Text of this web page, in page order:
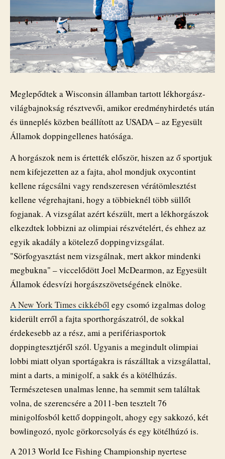
Meglepődtek a Wisconsin államban tartott lékhorgász-
világbajnokság résztvevői, amikor eredményhirdetés után
és ünneplés közben beállított az USADA – az Egyesült
Államok doppingellenes hatósága.
A horgászok nem is értették először, hiszen az ő sportjuk
nem kifejezetten az a fajta, ahol mondjuk oxycontint
kellene rágcsálni vagy rendszeresen vérátömlesztést
kellene végrehajtani, hogy a többieknél több süllőt
fogjanak. A vizsgálat azért készült, mert a lékhorgászok
elkezdtek lobbizni az olimpiai részvételért, és ehhez az
egyik akadály a kötelező doppingvizsgálat.
"Sörfogyasztást nem vizsgálnak, mert akkor mindenki
megbukna" – viccelődött Joel McDearmon, az Egyesült
Államok édesvízi horgászszövetségének elnöke.
A New York Times cikkéből egy csomó izgalmas dolog
kiderült erről a fajta sporthorgászatról, de sokkal
érdekesebb az a rész, ami a perifériasportok
doppingtesztjéről szól. Ugyanis a megindult olimpiai
lobbi miatt olyan sportágakra is rászálltak a vizsgálattal,
mint a darts, a minigolf, a sakk és a kötélhúzás.
Természetesen unalmas lenne, ha semmit sem találtak
volna, de szerencsére a 2011-ben tesztelt 76
minigolfosból kettő doppingolt, ahogy egy sakkozó, két
bowlingozó, nyolc görkorcsolyás és egy kötélhúzó is.
A 2013 World Ice Fishing Championship nyertese